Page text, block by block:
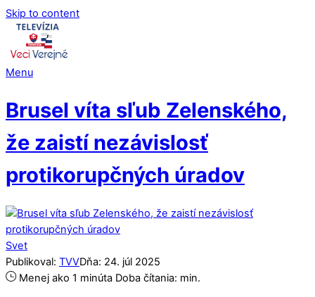
Skip to content
Menu
Brusel víta sľub Zelenského,
že zaistí nezávislosť
protikorupčných úradov
Svet
Publikoval: TVVDňa: 24. júl 2025
Menej ako 1 minúta Doba čítania: min.